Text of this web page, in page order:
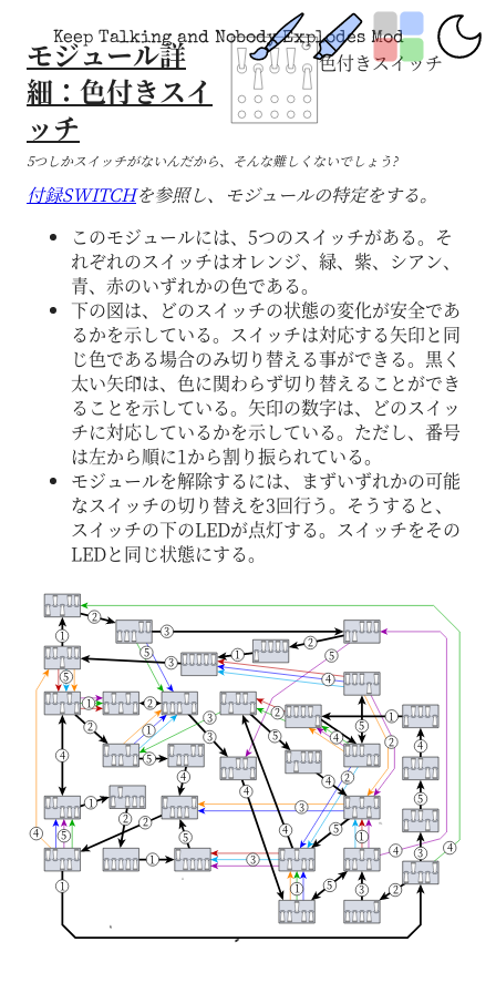
Keep Talking and Nobody Explodes Mod
色付きスイッチ
モジュール詳
細：色付きスイ
ッチ
5つしかスイッチがないんだから、そんな難しくないでしょう?
付録SWITCHを参照し、モジュールの特定をする。
このモジュールには、5つのスイッチがある。そ
れぞれのスイッチはオレンジ、緑、紫、シアン、
青、赤のいずれかの色である。
下の図は、どのスイッチの状態の変化が安全であ
るかを示している。スイッチは対応する矢印と同
じ色である場合のみ切り替える事ができる。黒く
太い矢印は、色に関わらず切り替えることができ
ることを示している。矢印の数字は、どのスイッ
チに対応しているかを示している。ただし、番号
は左から順に1から割り振られている。
モジュールを解除するには、まずいずれかの可能
なスイッチの切り替えを3回行う。そうすると、
スイッチの下のLEDが点灯する。スイッチをその
LEDと同じ状態にする。
5
4
1
2
3
2
4
2
5
4 3
4
1
3
5
2
1
5
1
3
3
5
4
4
4
1
5
2 2
1
5 4
3
4
5
1
2
3
1
2
5 3
5
4
2
1
4 1
5
2